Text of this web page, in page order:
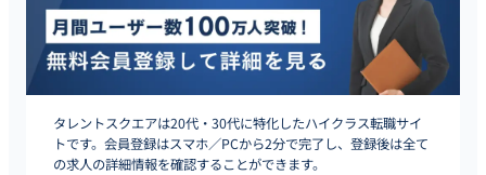
タレントスクエアは20代・30代に特化したハイクラス転職サイ
トです。会員登録はスマホ／PCから2分で完了し、登録後は全て
の求人の詳細情報を確認することができます。